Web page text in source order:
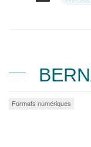
Formats numériques